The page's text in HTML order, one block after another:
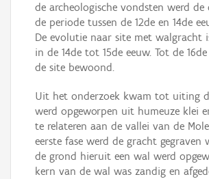
de archeologische vondsten werd
de periode tussen de 12de en 14de
De evolutie naar site met walgracht
in de 14de tot 15de eeuw. Tot de
de site bewoond.
Uit het onderzoek kwam tot uiting
werd opgeworpen uit humeuze klei
te relateren aan de vallei van de
eerste fase werd de gracht gegraven
de grond hieruit een wal werd
kern van de wal was zandig en